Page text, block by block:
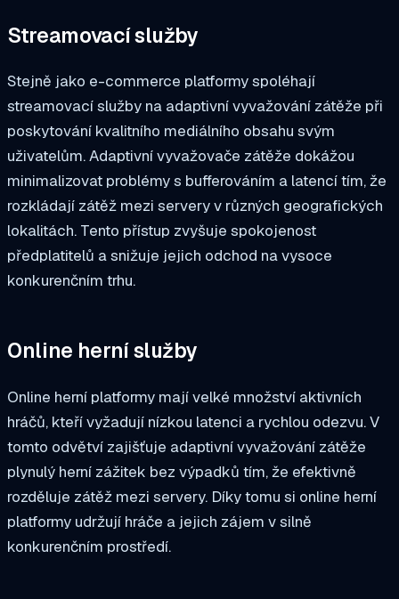
Streamovací služby
Stejně jako e-commerce platformy spoléhají
streamovací služby na adaptivní vyvažování zátěže při
poskytování kvalitního mediálního obsahu svým
uživatelům. Adaptivní vyvažovače zátěže dokážou
minimalizovat problémy s bufferováním a latencí tím, že
rozkládají zátěž mezi servery v různých geografických
lokalitách. Tento přístup zvyšuje spokojenost
předplatitelů a snižuje jejich odchod na vysoce
konkurenčním trhu.
Online herní služby
Online herní platformy mají velké množství aktivních
hráčů, kteří vyžadují nízkou latenci a rychlou odezvu. V
tomto odvětví zajišťuje adaptivní vyvažování zátěže
plynulý herní zážitek bez výpadků tím, že efektivně
rozděluje zátěž mezi servery. Díky tomu si online herní
platformy udržují hráče a jejich zájem v silně
konkurenčním prostředí.